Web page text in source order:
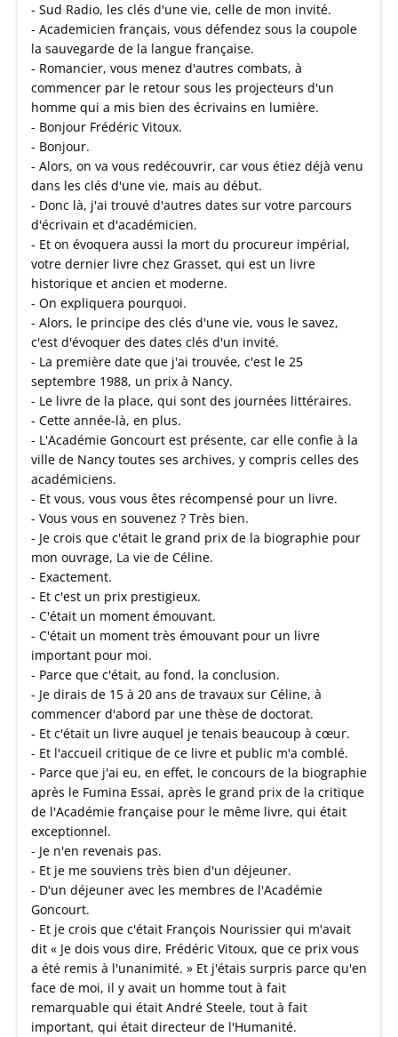
- Sud Radio, les clés d'une vie, celle de mon invité.
- Academicien français, vous défendez sous la coupole
la sauvegarde de la langue française.
- Romancier, vous menez d'autres combats, à
commencer par le retour sous les projecteurs d'un
homme qui a mis bien des écrivains en lumière.
- Bonjour Frédéric Vitoux.
- Bonjour.
- Alors, on va vous redécouvrir, car vous étiez déjà venu
dans les clés d'une vie, mais au début.
- Donc là, j'ai trouvé d'autres dates sur votre parcours
d'écrivain et d'académicien.
- Et on évoquera aussi la mort du procureur impérial,
votre dernier livre chez Grasset, qui est un livre
historique et ancien et moderne.
- On expliquera pourquoi.
- Alors, le principe des clés d'une vie, vous le savez,
c'est d'évoquer des dates clés d'un invité.
- La première date que j'ai trouvée, c'est le 25
septembre 1988, un prix à Nancy.
- Le livre de la place, qui sont des journées littéraires.
- Cette année-là, en plus.
- L'Académie Goncourt est présente, car elle confie à la
ville de Nancy toutes ses archives, y compris celles des
académiciens.
- Et vous, vous vous êtes récompensé pour un livre.
- Vous vous en souvenez ? Très bien.
- Je crois que c'était le grand prix de la biographie pour
mon ouvrage, La vie de Céline.
- Exactement.
- Et c'est un prix prestigieux.
- C'était un moment émouvant.
- C'était un moment très émouvant pour un livre
important pour moi.
- Parce que c'était, au fond, la conclusion.
- Je dirais de 15 à 20 ans de travaux sur Céline, à
commencer d'abord par une thèse de doctorat.
- Et c'était un livre auquel je tenais beaucoup à cœur.
- Et l'accueil critique de ce livre et public m'a comblé.
- Parce que j'ai eu, en effet, le concours de la biographie
après le Fumina Essai, après le grand prix de la critique
de l'Académie française pour le même livre, qui était
exceptionnel.
- Je n'en revenais pas.
- Et je me souviens très bien d'un déjeuner.
- D'un déjeuner avec les membres de l'Académie
Goncourt.
- Et je crois que c'était François Nourissier qui m'avait
dit « Je dois vous dire, Frédéric Vitoux, que ce prix vous
a été remis à l'unanimité. » Et j'étais surpris parce qu'en
face de moi, il y avait un homme tout à fait
remarquable qui était André Steele, tout à fait
important, qui était directeur de l'Humanité.